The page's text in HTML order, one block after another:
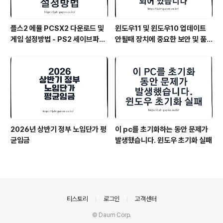
플스2 에뮬 PCSX2 다운로드 및
게임 설정방법 - PS2 세이브파일
윈도우11 및 윈도우10 업데이트
안될때 장치에 중요한 보안 및 품
2026년 상반기 정부 노임단가 평
균임금
이 pc를 초기화하는 동안 문제가
발생했습니다. 윈도우 초기화 실패
티스토리 로그인 고객센터
© Daum Corp.